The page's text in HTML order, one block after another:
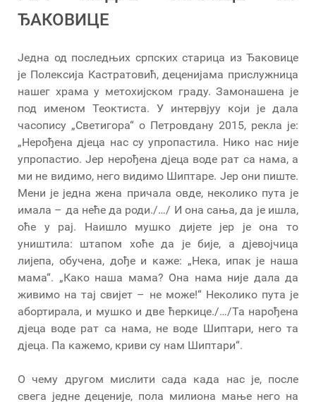
ЂАКОВИЦЕ
Једна од последњих српских старица из Ђаковице
је Полексија Кастратовић, деценијама прислужница
нашег храма у метохијском граду. Замонашена је
под именом Теоктиста. У интервјуу који је дала
часопису „Светигора“ о Петровдану 2015, рекла је:
„Нерођена дјеца нас су упропастила. Нико нас није
упропастио. Јер нерођена дјеца воде рат са нама, а
ми не видимо, него видимо Шиптаре. Јер они пиште.
Мени је једна жена причала овде, неколико пута је
имала – да неће да роди./…/ И она сања, да је ишла,
оће у рај. Наишло мушко дијете јер је она то
уништила: штапом хоће да је бије, а дјевојчица
лијепа, обучена, дође и каже: „Нека, ипак је наша
мама“. „Како наша мама? Она нама није дала да
живимо на тај свијет – не може!“ Неколико пута је
абортирала, и мушко и две ћеркице./…/Та нарођена
дјеца воде рат са нама, не воде Шиптари, него та
дјеца. Па кажемо, криви су нам Шиптари“.
О чему другом мислити сада када нас је, после
свега једне деценије, пола милиона мање него на